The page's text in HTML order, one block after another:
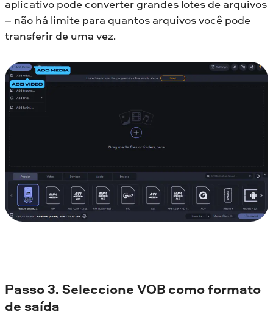
aplicativo pode converter grandes lotes de arquivos
– não há limite para quantos arquivos você pode
transferir de uma vez.
Passo 3. Seleccione VOB como formato
de saída